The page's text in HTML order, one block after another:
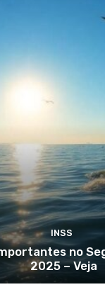
INSS
no
2025 – Veja